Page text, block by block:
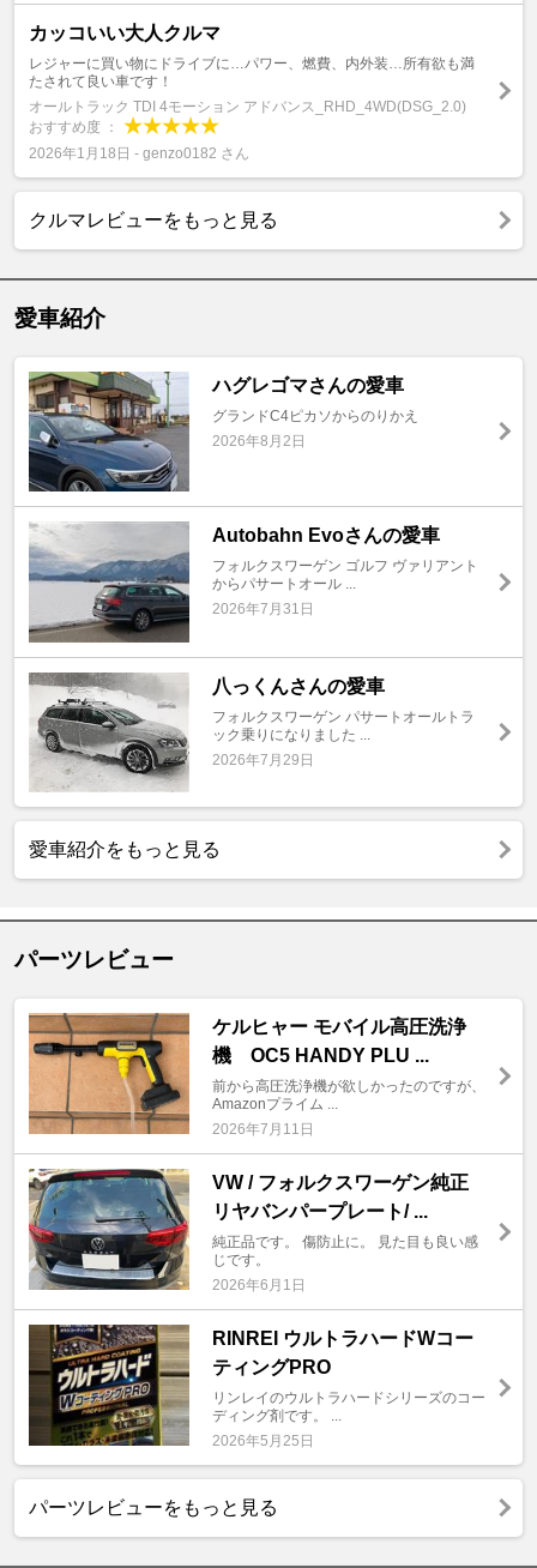
カッコいい大人クルマ
レジャーに買い物にドライブに…パワー、燃費、内外装…所有欲も満
たされて良い車です！
オールトラック TDI 4モーション アドバンス_RHD_4WD(DSG_2.0)
おすすめ度 ：
2026年1月18日 - genzo0182 さん
クルマレビューをもっと見る
愛車紹介
ハグレゴマさんの愛車
グランドC4ピカソからのりかえ
2026年8月2日
Autobahn Evoさんの愛車
フォルクスワーゲン ゴルフ ヴァリアント
からパサートオール ...
2026年7月31日
八っくんさんの愛車
フォルクスワーゲン パサートオールトラ
ック乗りになりました ...
2026年7月29日
愛車紹介をもっと見る
パーツレビュー
ケルヒャー モバイル高圧洗浄
機 OC5 HANDY PLU ...
前から高圧洗浄機が欲しかったのですが、
Amazonプライム ...
2026年7月11日
VW / フォルクスワーゲン純正
リヤバンパープレート/ ...
純正品です。 傷防止に。 見た目も良い感
じです。
2026年6月1日
RINREI ウルトラハードWコー
ティングPRO
リンレイのウルトラハードシリーズのコー
ディング剤です。 ...
2026年5月25日
パーツレビューをもっと見る